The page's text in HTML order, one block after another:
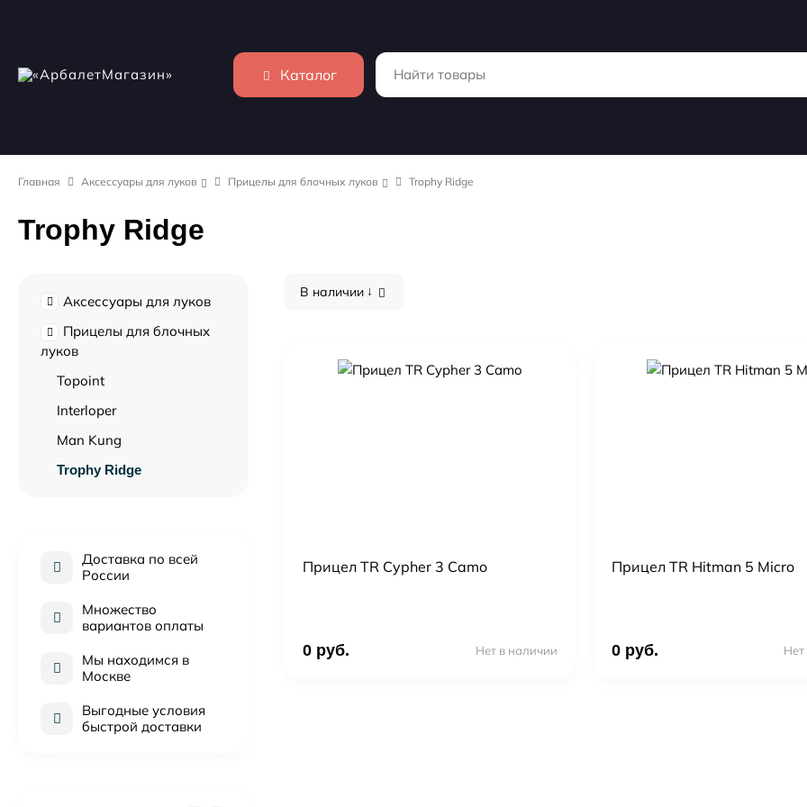
Каталог
Главная Аксессуары для луков Прицелы для блочных луков Trophy Ridge
Trophy Ridge
В наличии
Прицел TR Cypher 3 Camo
0 руб. Нет в наличии
Прицел TR Hitman 5 Micro
0 руб.
Аксессуары для луков
Прицелы для блочных
луков
Topoint
Interloper
Man Kung
Trophy Ridge
Доставка по всей
России
Множество
вариантов оплаты
Мы находимся в
Москве
Выгодные условия
быстрой доставки